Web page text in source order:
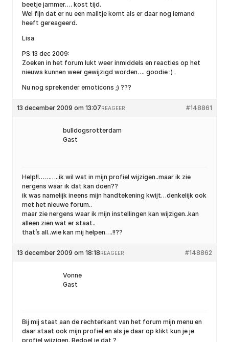
beetje jammer…. kost tijd.
Wel fijn dat er nu een mailtje komt als er daar nog iemand
heeft gereageerd.
Lisa
PS 13 dec 2009:
Zoeken in het forum lukt weer inmiddels en reacties op het
nieuws kunnen weer gewijzigd worden…. goodie :) .
Nu nog sprekender emoticons ;) ???
13 december 2009 om 13:07 #148861
REAGEER
bulldogsrotterdam
Gast
Help!!………..ik wil wat in mijn profiel wijzigen..maar ik zie
nergens waar ik dat kan doen??
ik was namelijk ineens mijn handtekening kwijt…denkelijk ook
met het nieuwe forum..
maar zie nergens waar ik mijn instellingen kan wijzigen..kan
alleen zien wat er staat..
that’s all..wie kan mij helpen….!!??
13 december 2009 om 18:18 #148862
REAGEER
Vonne
Gast
Bij mij staat aan de rechterkant van het forum mijn menu en
daar staat ook mijn profiel en als je daar op klikt kun je je
profiel wijzigen. Bedoel je dat ?